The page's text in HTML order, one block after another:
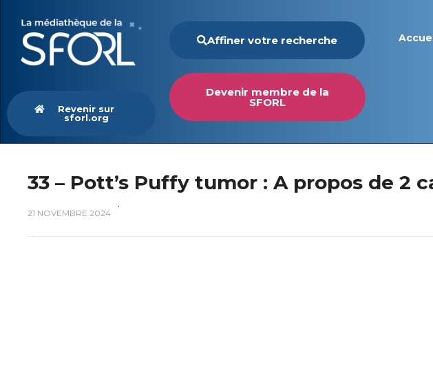
Revenir sur
sforl.org
Affiner votre recherche
Devenir membre de la
SFORL
33 – Pott’s Puffy tumor : A propos de 2
21 NOVEMBRE 2024